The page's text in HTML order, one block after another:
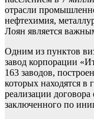
отрасли
нефтехимия,
Лоян является
Одним из пунктов
завод корпорации
163 заводов,
которых находятся
реализации
заключенного по